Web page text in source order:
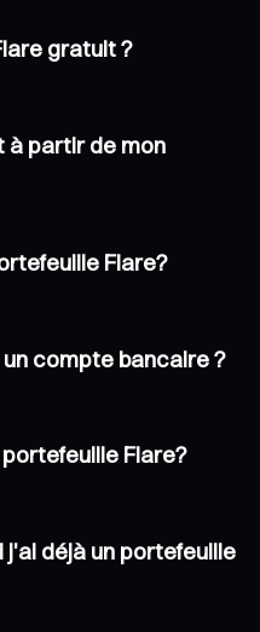
gratuit ?
à partir de mon
Flare?
compte bancaire ?
Flare?
déjà un portefeuille